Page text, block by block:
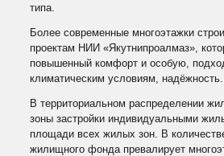
типа.
Более современные многоэтажки
проектам НИИ «Якутнипроалмаз»,
повышенный комфорт и особую,
климатическим условиям, надёжность.
В территориальном распределении
зоны застройки индивидуальными
площади всех жилых зон. В
жилищного фонда превалирует